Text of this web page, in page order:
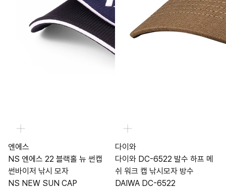
엔에스
NS 엔에스 22 블랙홀 뉴 썬캡
썬바이저 낚시 모자
NS NEW SUN CAP
다이와
다이와 DC-6522 발수 하프 메
쉬 워크 캡 낚시모자 방수
DAIWA DC-6522